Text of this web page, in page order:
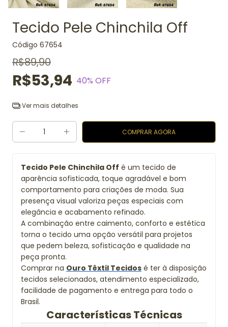
Tecido Pele Chinchila Off
Código 67654
R$89,90
R$53,94 40% OFF
Ver mais detalhes
Tecido Pele Chinchila Off é um tecido de
aparência sofisticada, toque agradável e bom
comportamento para criações de moda. Sua
presença visual valoriza peças especiais com
elegância e acabamento refinado.
A combinação entre caimento, conforto e estética
torna o tecido uma opção versátil para projetos
que pedem beleza, sofisticação e qualidade na
peça pronta.
Comprar na Ouro Têxtil Tecidos é ter à disposição
tecidos selecionados, atendimento especializado,
facilidade de pagamento e entrega para todo o
Brasil.
Características Técnicas